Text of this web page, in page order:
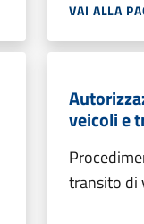
VAI ALLA
veicoli e
transito di